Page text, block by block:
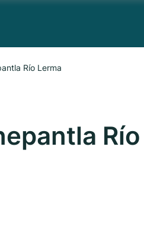
Río Lerma